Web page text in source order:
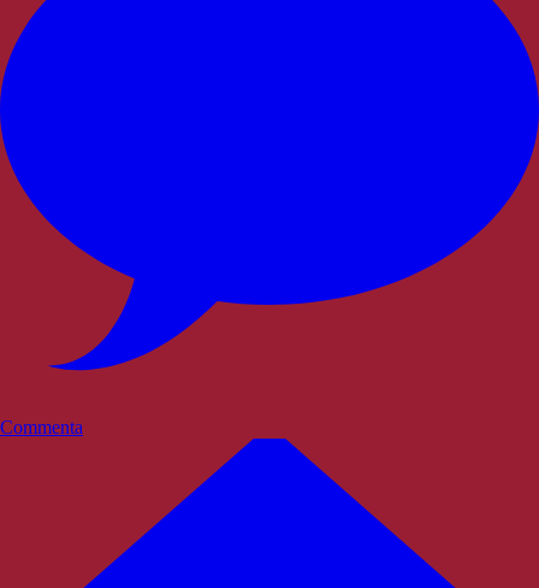
Commenta